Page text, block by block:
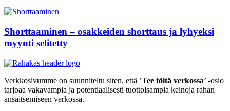
Shorttaaminen – osakkeiden shorttaus ja lyhyeksi
myynti selitetty
Verkkosivumme on suunniteltu siten, että ’Tee töitä verkossa’ -osio
tarjoaa vakavampia ja potentiaalisesti tuottoisampia keinoja rahan
ansaitsemiseen verkossa.